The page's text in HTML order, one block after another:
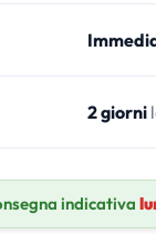
2 giorni
indicativa